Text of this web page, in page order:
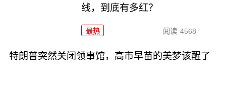
线，到底有多红？
最热 阅读 4568
特朗普突然关闭领事馆，高市早苗的美梦该醒了